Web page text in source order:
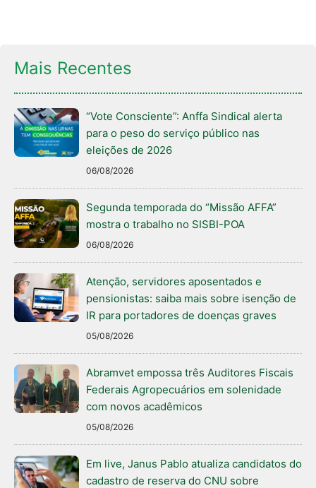
Mais Recentes
“Vote Consciente”: Anffa Sindical alerta
para o peso do serviço público nas
eleições de 2026
06/08/2026
Segunda temporada do “Missão AFFA”
mostra o trabalho no SISBI-POA
06/08/2026
Atenção, servidores aposentados e
pensionistas: saiba mais sobre isenção de
IR para portadores de doenças graves
05/08/2026
Abramvet empossa três Auditores Fiscais
Federais Agropecuários em solenidade
com novos acadêmicos
05/08/2026
Em live, Janus Pablo atualiza candidatos do
cadastro de reserva do CNU sobre